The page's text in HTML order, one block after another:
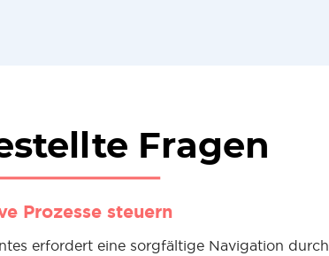
Fragen
Prozesse steuern
erfordert eine sorgfältige Navigation durch